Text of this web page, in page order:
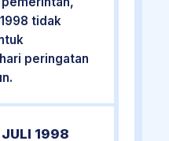
tidak
peringatan
JULI 1998